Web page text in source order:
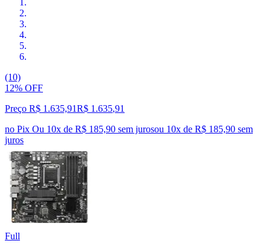
(10)
12% OFF
Preço R$ 1.635,91R$ 1.635,91
no Pix Ou 10x de R$ 185,90 sem jurosou 10x de R$ 185,90 sem
juros
Full